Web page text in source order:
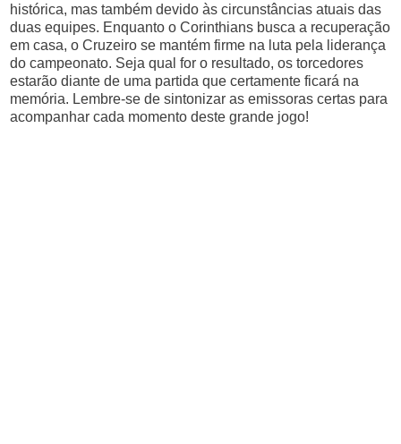
histórica, mas também devido às circunstâncias atuais das
duas equipes. Enquanto o Corinthians busca a recuperação
em casa, o Cruzeiro se mantém firme na luta pela liderança
do campeonato. Seja qual for o resultado, os torcedores
estarão diante de uma partida que certamente ficará na
memória. Lembre-se de sintonizar as emissoras certas para
acompanhar cada momento deste grande jogo!